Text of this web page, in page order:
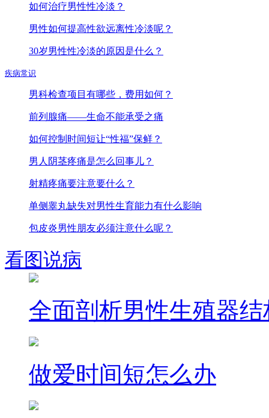
如何治疗男性性冷淡？
男性如何提高性欲远离性冷淡呢？
30岁男性性冷淡的原因是什么？
疾病常识
男科检查项目有哪些，费用如何？
前列腺痛——生命不能承受之痛
如何控制时间短让“性福”保鲜？
男人阴茎疼痛是怎么回事儿？
射精疼痛要注意要什么？
单侧睾丸缺失对男性生育能力有什么影响
包皮炎男性朋友必须注意什么呢？
看图说病
全面剖析男性生殖器结
做爱时间短怎么办